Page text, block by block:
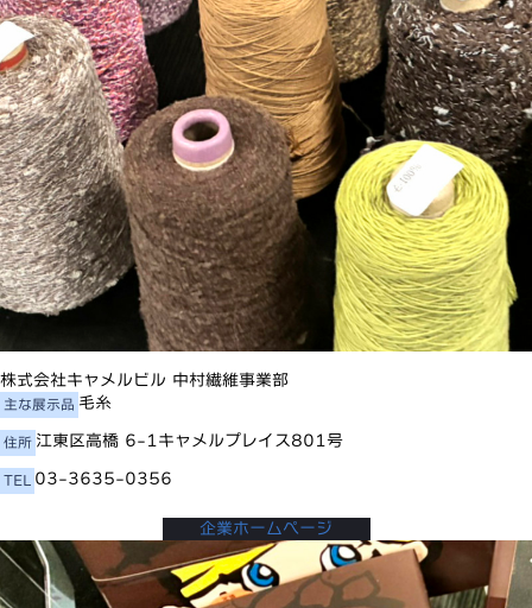
株式会社キャメルビル 中村繊維事業部
主な展示品 毛糸
住所 江東区高橋 6-1キャメルプレイス801号
TEL 03-3635-0356
企業ホームページ